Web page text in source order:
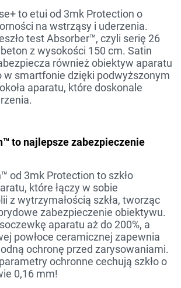
to etui od 3mk Protection o
na wstrząsy i uderzenia.
test Absorber™, czyli serię 26
z wysokości 150 cm. Satin
również obiektyw aparatu
smartfonie dzięki podwyższonym
aparatu, które doskonale
to najlepsze zabezpieczenie
od 3mk Protection to szkło
które łączy w sobie
z wytrzymałością szkła, tworząc
zabezpieczenie obiektywu.
aparatu aż do 200%, a
powłoce ceramicznej zapewnia
ochronę przed zarysowaniami.
ochronne cechują szkło o
0,16 mm!